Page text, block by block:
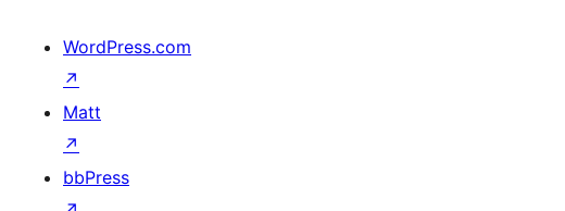
WordPress.com
↗
Matt
↗
bbPress